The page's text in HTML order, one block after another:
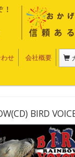
せ 会社概要
BIRD